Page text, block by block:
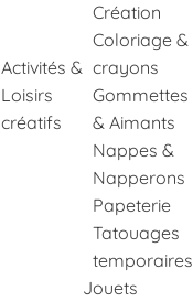
Activités &
Loisirs
créatifs
Création
Coloriage &
crayons
Gommettes
& Aimants
Nappes &
Napperons
Papeterie
Tatouages
temporaires
Jouets